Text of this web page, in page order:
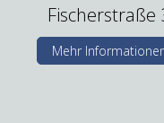
Fischerstraße
Mehr